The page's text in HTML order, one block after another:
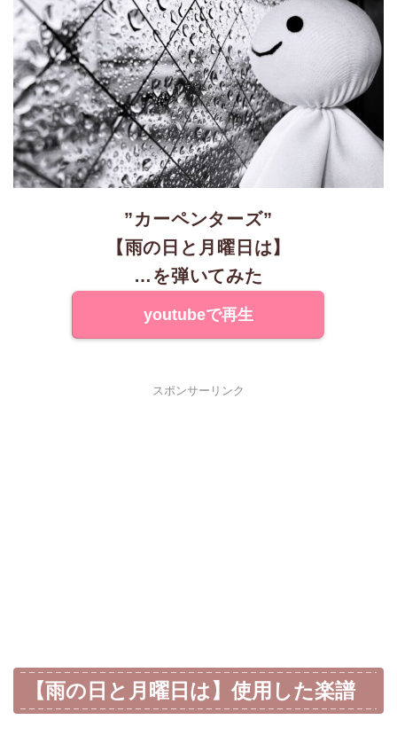
”カーペンターズ”
【雨の日と月曜日は】
…を弾いてみた
youtubeで再生
スポンサーリンク
【雨の日と月曜日は】使用した楽譜